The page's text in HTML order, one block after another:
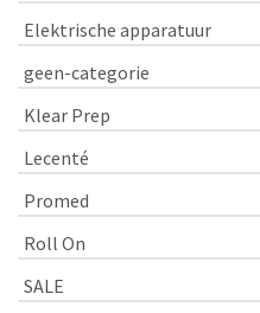
Elektrische apparatuur
geen-categorie
Klear Prep
Lecenté
Promed
Roll On
SALE